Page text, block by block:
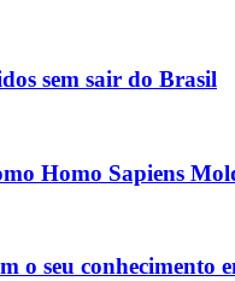
sem sair do Brasil
Homo Sapiens
o seu conhecimento